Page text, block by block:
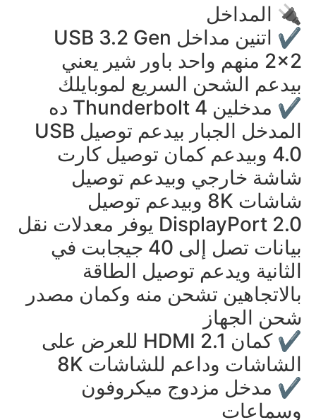
🔌 المداخل
✔️ اتنين مداخل USB 3.2 Gen
2×2 منهم واحد باور شير يعني
بيدعم الشحن السريع لموبايلك
✔️ مدخلين Thunderbolt 4 ده
المدخل الجبار بيدعم توصيل USB
4.0 وبيدعم كمان توصيل كارت
شاشة خارجي وبيدعم توصيل
شاشات 8K وبيدعم توصيل
DisplayPort 2.0 يوفر معدلات نقل
بيانات تصل إلى 40 جيجابت في
الثانية ويدعم توصيل الطاقة
بالاتجاهين تشحن منه وكمان مصدر
شحن الجهاز
✔️ كمان HDMI 2.1 للعرض على
الشاشات وداعم للشاشات 8K
✔️ مدخل مزدوج ميكروفون
وسماعات